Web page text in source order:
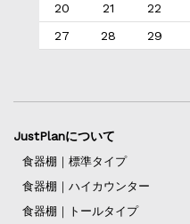
20
21 22
27
28 29
JustPlanについて
食器棚｜標準タイプ
食器棚｜ハイカウンター
食器棚｜トールタイプ